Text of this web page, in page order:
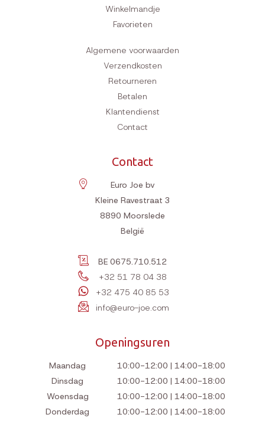
Winkelmandje
Favorieten
Algemene voorwaarden
Verzendkosten
Retourneren
Betalen
Klantendienst
Contact
Contact
Euro Joe bv
Kleine Ravestraat 3
8890 Moorslede
België
BE 0675.710.512
+32 51 78 04 38
+32 475 40 85 53
info@euro-joe.com
Openingsuren
Maandag
10:00-12:00 | 14:00-18:00
Dinsdag
10:00-12:00 | 14:00-18:00
Woensdag
10:00-12:00 | 14:00-18:00
Donderdag
10:00-12:00 | 14:00-18:00